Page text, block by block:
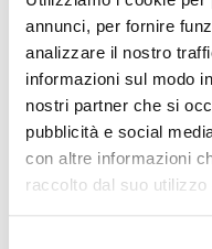
annunci, per fornire
analizzare il nostro
informazioni sul modo
nostri partner che si
pubblicità e social
con altre informazioni
raccolto dal suo
kedvezőbb
melyet a velenceiek
átkeléshez (0,50
San Samuele,
Látogassatok el a
akváriumok,